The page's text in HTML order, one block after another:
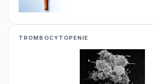
TROMBOCYTOPENIE